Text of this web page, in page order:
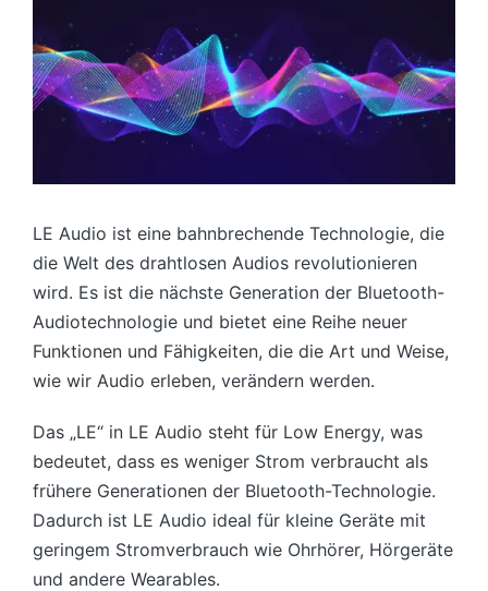
LE Audio ist eine bahnbrechende Technologie, die
die Welt des drahtlosen Audios revolutionieren
wird. Es ist die nächste Generation der Bluetooth-
Audiotechnologie und bietet eine Reihe neuer
Funktionen und Fähigkeiten, die die Art und Weise,
wie wir Audio erleben, verändern werden.
Das „LE“ in LE Audio steht für Low Energy, was
bedeutet, dass es weniger Strom verbraucht als
frühere Generationen der Bluetooth-Technologie.
Dadurch ist LE Audio ideal für kleine Geräte mit
geringem Stromverbrauch wie Ohrhörer, Hörgeräte
und andere Wearables.